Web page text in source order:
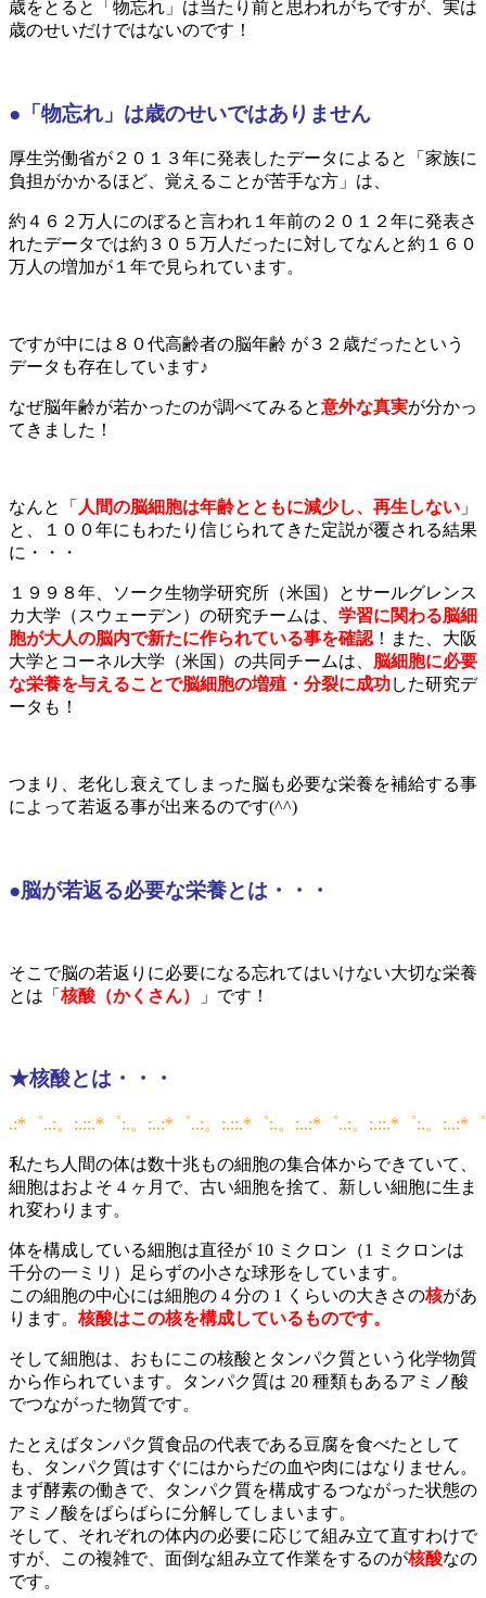
歳をとると「物忘れ」は当たり前と思われがちですが、実は
歳のせいだけではないのです！
●「物忘れ」は歳のせいではありません
厚生労働省が２０１３年に発表したデータによると「家族に
負担がかかるほど、覚えることが苦手な方」は、
約４６２万人にのぼると言われ１年前の２０１２年に発表さ
れたデータでは約３０５万人だったに対してなんと約１６０
万人の増加が１年で見られています。
ですが中には８０代高齢者の脳年齢 が３２歳だったという
データも存在しています♪
なぜ脳年齢が若かったのが調べてみると意外な真実が分かっ
てきました！
なんと「 人間の脳細胞は年齢とともに減少し、再生しない 」
と、１００年にもわたり信じられてきた定説が覆される結果
に・・・
１９９８年、ソーク生物学研究所（米国）とサールグレンス
カ大学（スウェーデン）の研究チームは、 学習に関わる脳細
胞が大人の脳内で新たに作られている事を確認 ！また、大阪
大学とコーネル大学（米国）の共同チームは、 脳細胞に必要
な栄養を与えることで脳細胞の増殖・分裂に成功した研究デ
ータも！
つまり、老化し衰えてしまった脳も必要な栄養を補給する事
によって若返る事が出来るのです(^^)
●脳が若返る必要な栄養とは・・・
そこで脳の若返りに必要になる忘れてはいけない大切な栄養
とは「 核酸（かくさん） 」です！
★核酸とは・・・
.:*゜..:。:.::.*゜:.。:..:*゜..:。:.::.*゜:.。:..:*゜..:。:.::.*゜:.。:..:*
私たち人間の体は数十兆もの細胞の集合体からできていて、
細胞はおよそ 4 ヶ月で、古い細胞を捨て、新しい細胞に生ま
れ変わります。
体を構成している細胞は直径が 10 ミクロン（1 ミクロンは
千分の一ミリ）足らずの小さな球形をしています。
この細胞の中心には細胞の 4 分の 1 くらいの大きさの核があ
ります。 核酸はこの核を構成しているものです。
そして細胞は、おもにこの核酸とタンパク質という化学物質
から作られています。タンパク質は 20 種類もあるアミノ酸
でつながった物質です。
たとえばタンパク質食品の代表である豆腐を食べたとして
も、タンパク質はすぐにはからだの血や肉にはなりません。
まず酵素の働きで、タンパク質を構成するつながった状態の
アミノ酸をばらばらに分解してしまいます。
そして、それぞれの体内の必要に応じて組み立て直すわけで
すが、この複雑で、面倒な組み立て作業をするのが核酸なの
です。